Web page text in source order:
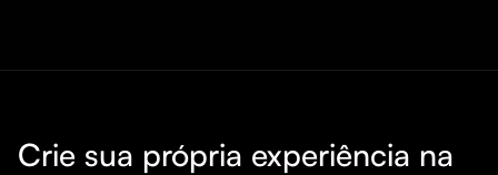
Crie sua própria experiência na